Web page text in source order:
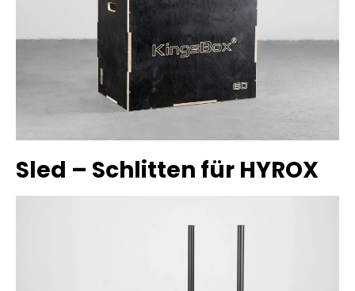
Sled – Schlitten für HYROX